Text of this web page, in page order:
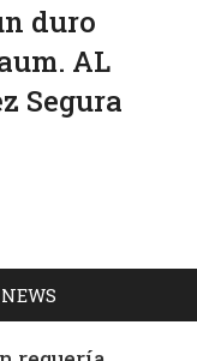
duro
AL
Segura